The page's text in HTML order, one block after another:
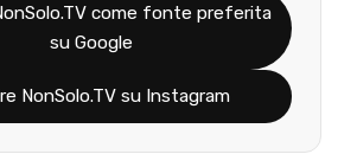
come fonte preferita
su Google
NonSolo.TV su Instagram